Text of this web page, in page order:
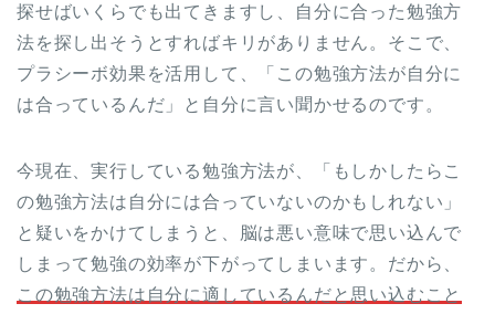
探せばいくらでも出てきますし、自分に合った勉強方
法を探し出そうとすればキリがありません。そこで、
プラシーボ効果を活用して、「この勉強方法が自分に
は合っているんだ」と自分に言い聞かせるのです。
今現在、実行している勉強方法が、「もしかしたらこ
の勉強方法は自分には合っていないのかもしれない」
と疑いをかけてしまうと、脳は悪い意味で思い込んで
しまって勉強の効率が下がってしまいます。だから、
この勉強方法は自分に適しているんだと思い込むこと